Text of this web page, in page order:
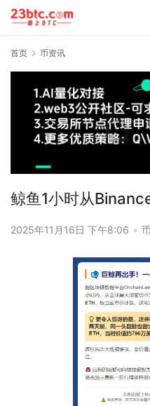
首页 币资讯
鲸鱼1小时从
2025年11月16日 下午8:06 •